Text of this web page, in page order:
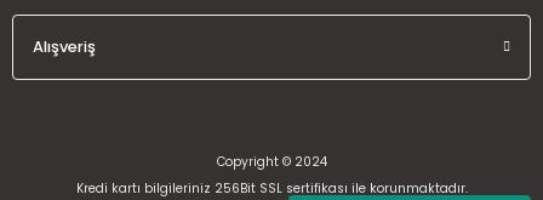
Alışveriş
Copyright © 2024
Kredi kartı bilgileriniz 256Bit SSL sertifikası ile korunmaktadır.